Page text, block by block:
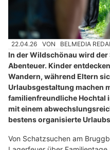
22.04.26 VON BELMEDIA
In der Wildschönau wird
Abenteuer. Kinder
Wandern, während Eltern
Urlaubsgestaltung machen
familienfreundliche Hochtal
mit einem
bestens organisierte
Von Schatzsuchen am